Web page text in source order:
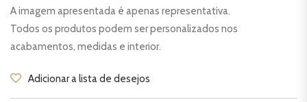
A imagem apresentada é apenas representativa.
Todos os produtos podem ser personalizados nos
acabamentos, medidas e interior.
Adicionar a lista de desejos